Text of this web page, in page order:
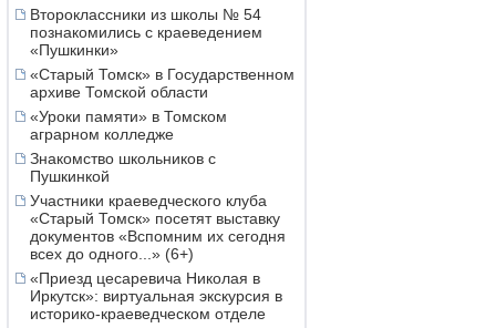
Второклассники из школы № 54
познакомились с краеведением
«Пушкинки»
«Старый Томск» в Государственном
архиве Томской области
«Уроки памяти» в Томском
аграрном колледже
Знакомство школьников с
Пушкинкой
Участники краеведческого клуба
«Старый Томск» посетят выставку
документов «Вспомним их сегодня
всех до одного...» (6+)
«Приезд цесаревича Николая в
Иркутск»: виртуальная экскурсия в
историко-краеведческом отделе